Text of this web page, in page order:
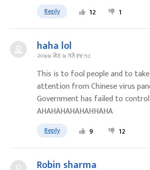
Reply 12 1
haha lol
२०७७ जेठ ७ गते १४:५८
This is to fool people and to
attention from Chinese virus
Government has failed to
AHAHAHAHAHAHHAHA
Reply 9 12
Robin sharma